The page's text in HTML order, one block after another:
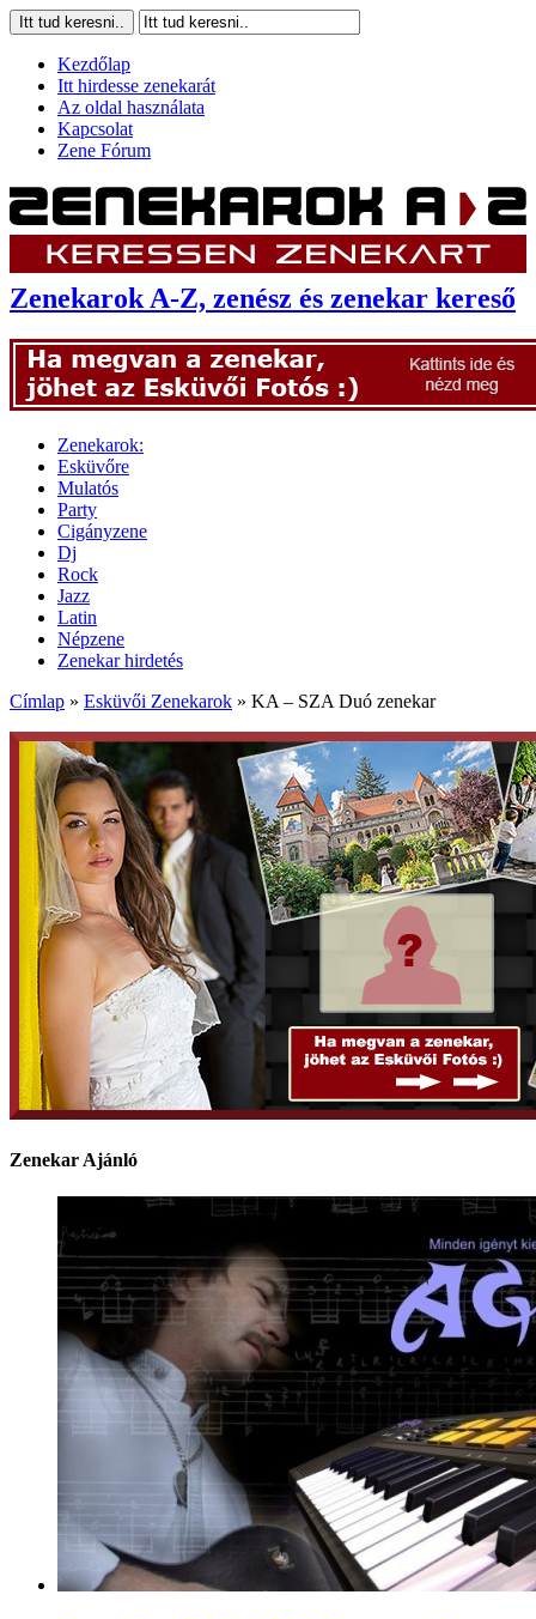
Kezdőlap
Itt hirdesse zenekarát
Az oldal használata
Kapcsolat
Zene Fórum
Zenekarok A-Z, zenész és zenekar kereső
Zenekarok:
Esküvőre
Mulatós
Party
Cigányzene
Dj
Rock
Jazz
Latin
Népzene
Zenekar hirdetés
Címlap » Esküvői Zenekarok » KA – SZA Duó zenekar
Zenekar Ajánló